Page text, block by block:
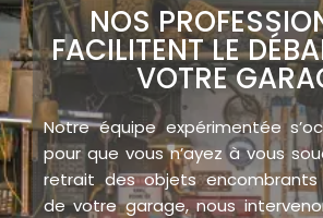
NOS
FACILITENT LE
VOTRE
Notre équipe expérimentée
pour que vous n’ayez à vous
retrait des objets
de votre garage, nous